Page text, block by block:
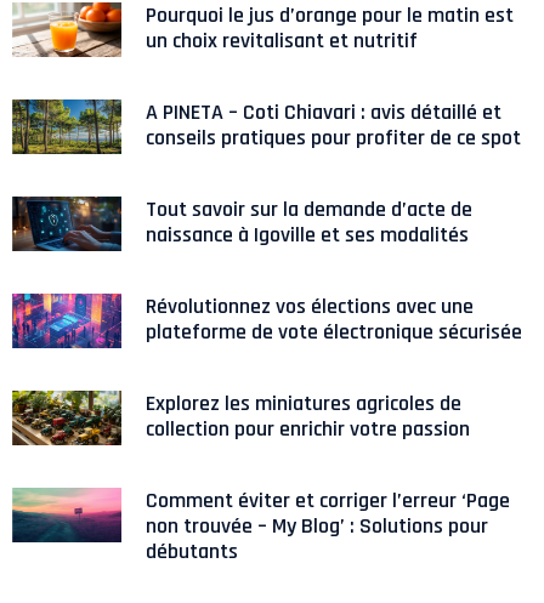
Pourquoi le jus d’orange pour le matin est
un choix revitalisant et nutritif
A PINETA – Coti Chiavari : avis détaillé et
conseils pratiques pour profiter de ce spot
Tout savoir sur la demande d’acte de
naissance à Igoville et ses modalités
Révolutionnez vos élections avec une
plateforme de vote électronique sécurisée
Explorez les miniatures agricoles de
collection pour enrichir votre passion
Comment éviter et corriger l’erreur ‘Page
non trouvée – My Blog’ : Solutions pour
débutants